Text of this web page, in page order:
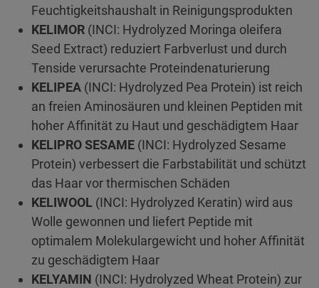
Feuchtigkeitshaushalt in Reinigungsprodukten
KELIMOR (INCI: Hydrolyzed Moringa oleifera
Seed Extract) reduziert Farbverlust und durch
Tenside verursachte Proteindenaturierung
KELIPEA (INCI: Hydrolyzed Pea Protein) ist reich
an freien Aminosäuren und kleinen Peptiden mit
hoher Affinität zu Haut und geschädigtem Haar
KELIPRO SESAME (INCI: Hydrolyzed Sesame
Protein) verbessert die Farbstabilität und schützt
das Haar vor thermischen Schäden
KELIWOOL (INCI: Hydrolyzed Keratin) wird aus
Wolle gewonnen und liefert Peptide mit
optimalem Molekulargewicht und hoher Affinität
zu geschädigtem Haar
KELYAMIN (INCI: Hydrolyzed Wheat Protein) zur